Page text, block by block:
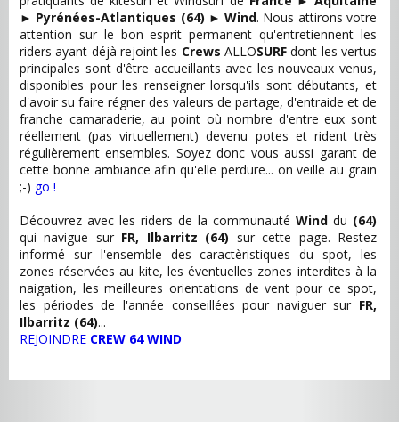
► Pyrénées-Atlantiques (64) ►Wind. Nous attirons votre
attention sur le bon esprit permanent qu'entretiennent les
riders ayant déjà rejoint les Crews ALLOSURF dont les vertus
principales sont d'être accueillants avec les nouveaux venus,
disponibles pour les renseigner lorsqu'ils sont débutants, et
d'avoir su faire régner des valeurs de partage, d'entraide et de
franche camaraderie, au point où nombre d'entre eux sont
réellement (pas virtuellement) devenu potes et rident très
régulièrement ensembles. Soyez donc vous aussi garant de
cette bonne ambiance afin qu'elle perdure... on veille au grain
;-) go !
Découvrez avec les riders de la communauté Wind du (64)
qui navigue sur FR, Ilbarritz (64) sur cette page. Restez
informé sur l'ensemble des caractèristiques du spot, les
zones réservées au kite, les éventuelles zones interdites à la
naigation, les meilleures orientations de vent pour ce spot,
les périodes de l'année conseillées pour naviguer sur FR,
Ilbarritz (64)...
REJOINDRE CREW 64 WIND